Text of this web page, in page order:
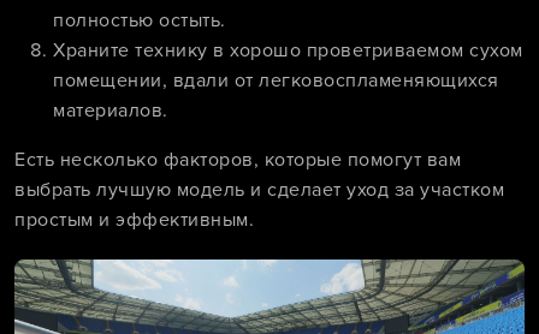
полностью остыть.
Храните технику в хорошо проветриваемом сухом
помещении, вдали от легковоспламеняющихся
материалов.
Есть несколько факторов, которые помогут вам
выбрать лучшую модель и сделает уход за участком
простым и эффективным.